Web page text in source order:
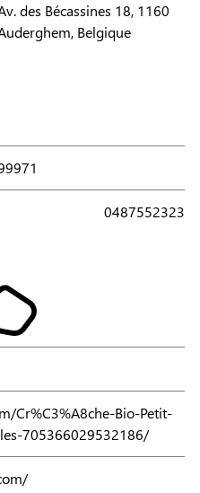
des Bécassines 18, 1160
Belgique
0487552323
Cr%C3%A8che-Bio-Petit-
705366029532186/